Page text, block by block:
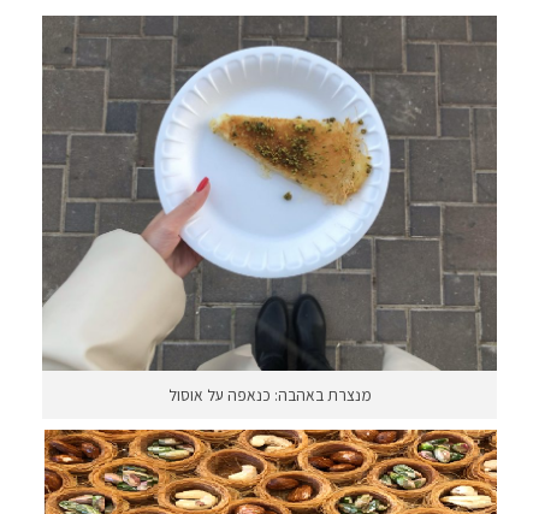
מנצרת באהבה: כנאפה על אוסול